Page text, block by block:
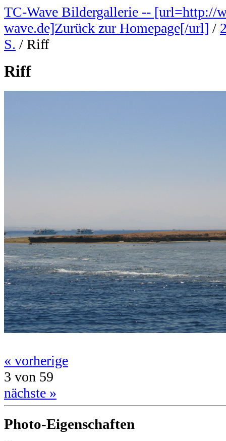
TC-Wave Bildergallerie -- [url=http://
wave.de]Zurück zur Homepage[/url] /
S. / Riff
Riff
« vorherige
3 von 59
nächste »
Photo-Eigenschaften